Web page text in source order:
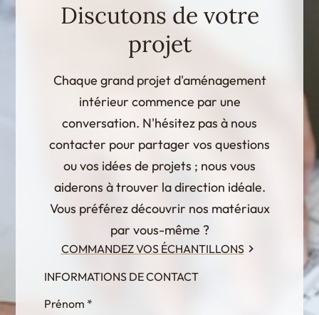
Discutons de votre
projet
Chaque grand projet d'aménagement
intérieur commence par une
conversation. N'hésitez pas à nous
contacter pour partager vos questions
ou vos idées de projets ; nous vous
aiderons à trouver la direction idéale.
Vous préférez découvrir nos matériaux
par vous-même ?
COMMANDEZ VOS ÉCHANTILLONS
InternalFormDataPassing
INFORMATIONS DE CONTACT